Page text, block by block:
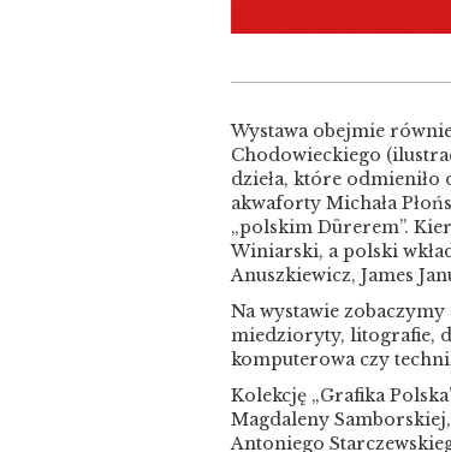
Wystawa obejmie
Chodowieckiego
dzieła, które
akwaforty Michała
„polskim Dürerem”.
Winiarski, a polski
Anuszkiewicz, James
Na wystawie
miedzioryty, litografie,
komputerowa czy
Kolekcję „Grafika
Magdaleny Samborskiej,
Antoniego